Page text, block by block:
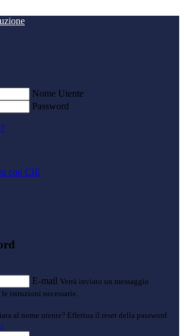
Nome Utente
Password
con CIE
E-mail Verrà inviato un messaggio
istruzioni necessarie.
al nome utente? Effettua il reset della password